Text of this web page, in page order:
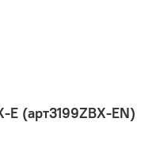
E (арт3199ZBX-EN)